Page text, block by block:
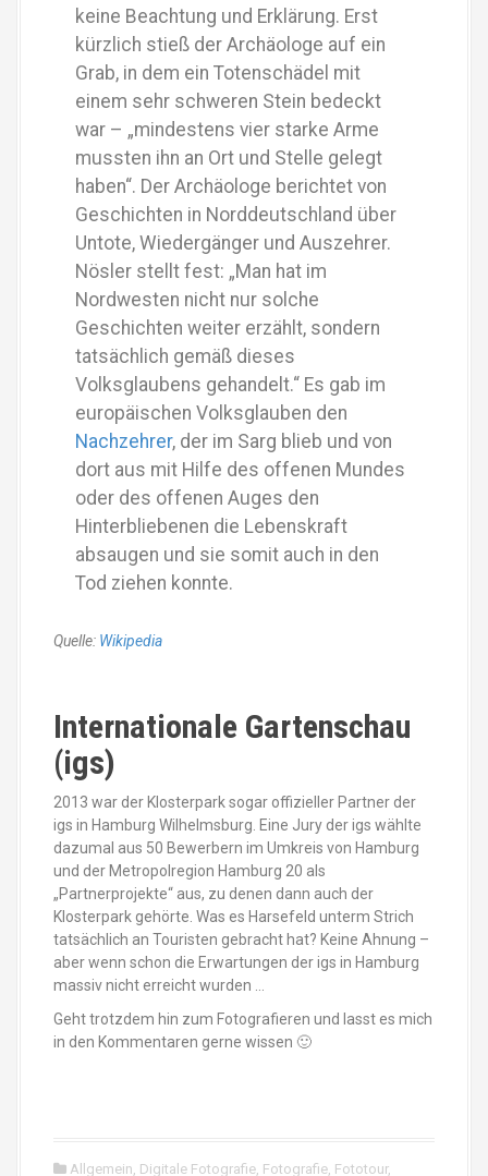
keine Beachtung und Erklärung. Erst
kürzlich stieß der Archäologe auf ein
Grab, in dem ein Totenschädel mit
einem sehr schweren Stein bedeckt
war – „mindestens vier starke Arme
mussten ihn an Ort und Stelle gelegt
haben“. Der Archäologe berichtet von
Geschichten in Norddeutschland über
Untote, Wiedergänger und Auszehrer.
Nösler stellt fest: „Man hat im
Nordwesten nicht nur solche
Geschichten weiter erzählt, sondern
tatsächlich gemäß dieses
Volksglaubens gehandelt.“ Es gab im
europäischen Volksglauben den
Nachzehrer, der im Sarg blieb und von
dort aus mit Hilfe des offenen Mundes
oder des offenen Auges den
Hinterbliebenen die Lebenskraft
absaugen und sie somit auch in den
Tod ziehen konnte.
Quelle: Wikipedia
Internationale Gartenschau
(igs)
2013 war der Klosterpark sogar offizieller Partner der
igs in Hamburg Wilhelmsburg. Eine Jury der igs wählte
dazumal aus 50 Bewerbern im Umkreis von Hamburg
und der Metropolregion Hamburg 20 als
„Partnerprojekte“ aus, zu denen dann auch der
Klosterpark gehörte. Was es Harsefeld unterm Strich
tatsächlich an Touristen gebracht hat? Keine Ahnung –
aber wenn schon die Erwartungen der igs in Hamburg
massiv nicht erreicht wurden …
Geht trotzdem hin zum Fotografieren und lasst es mich
in den Kommentaren gerne wissen 🙂
Allgemein Digitale Fotografie Fotografie Fototour,